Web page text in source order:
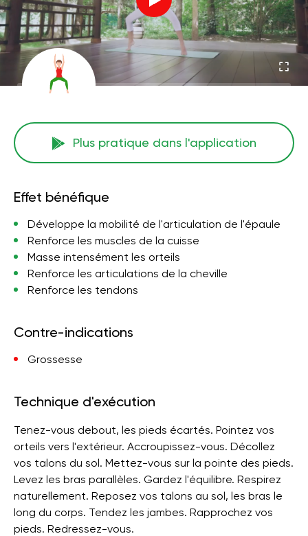
Plus pratique dans l'application
Effet bénéfique
Développe la mobilité de l'articulation de l'épaule
Renforce les muscles de la cuisse
Masse intensément les orteils
Renforce les articulations de la cheville
Renforce les tendons
Contre-indications
Grossesse
Technique d'exécution
Tenez-vous debout, les pieds écartés. Pointez vos
orteils vers l'extérieur. Accroupissez-vous. Décollez
vos talons du sol. Mettez-vous sur la pointe des pieds.
Levez les bras parallèles. Gardez l'équilibre. Respirez
naturellement. Reposez vos talons au sol, les bras le
long du corps. Tendez les jambes. Rapprochez vos
pieds. Redressez-vous.